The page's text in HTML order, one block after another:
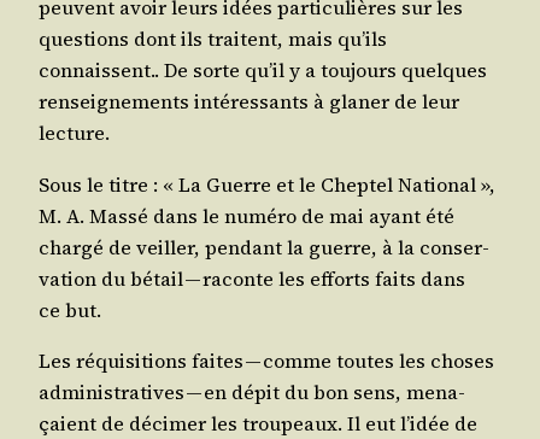
peuvent avoir leurs idées par­ti­cu­lières sur les
ques­tions dont ils traitent, mais qu’ils
connaissent.. De sorte qu’il y a tou­jours quelques
ren­sei­gne­ments inté­res­sants à gla­ner de leur
lecture.
Sous le titre : « La Guerre et le Chep­tel Natio­nal »,
M. A. Mas­sé dans le numé­ro de mai ayant été
char­gé de veiller, pen­dant la guerre, à la conser­
va­tion du bétail — raconte les efforts faits dans
ce but.
Les réqui­si­tions faites — comme toutes les choses
admi­nis­tra­tives — en dépit du bon sens, mena­
çaient de déci­mer les trou­peaux. Il eut l’i­dée de